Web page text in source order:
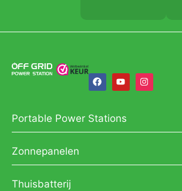
Portable Power Stations
Zonnepanelen
Thuisbatterij